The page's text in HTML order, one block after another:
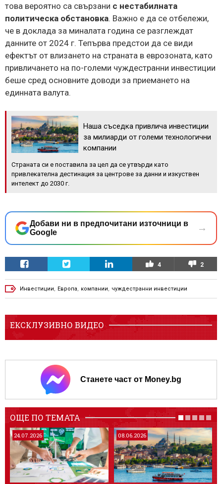
това вероятно са свързани с нестабилната
политическа обстановка. Важно е да се отбележи,
че в доклада за миналата година се разглеждат
данните от 2024 г. Тепърва предстои да се види
ефектът от влизането на страната в еврозоната, като
привличането на по-големи чуждестранни инвестиции
беше сред основните доводи за приемането на
единната валута.
Наша съседка привлича инвестиции
за милиарди от големи технологични
компании
Страната си е поставила за цел да се утвърди като
привлекателна дестинация за центрове за данни и изкуствен
интелект до 2030 г.
Добави ни в предпочитани източници в
Google
→
4 2
Инвестиции Европа компании чуждестранни инвестиции
ЕКСКЛУЗИВНО ВИДЕО
Станете част от Money.bg
ОЩЕ ПО ТЕМАТА
24.07.2026 08.06.2026